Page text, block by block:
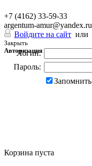
+7 (4162) 33-59-33
argentum-amur@yandex.ru
Войдите на сайт или
Закрыть
Авторизация
Логин:
Пароль:
Запомнить
Корзина пуста